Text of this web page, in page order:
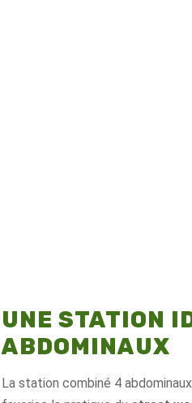
UNE STATION
ABDOMINAUX
La station combiné 4